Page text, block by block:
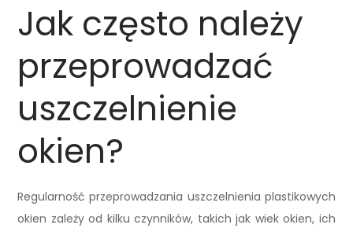
Jak często należy
przeprowadzać
uszczelnienie
okien?
Regularność przeprowadzania uszczelnienia plastikowych
okien zależy od kilku czynników, takich jak wiek okien, ich